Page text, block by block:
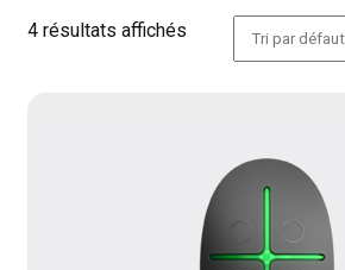
4 résultats affichés